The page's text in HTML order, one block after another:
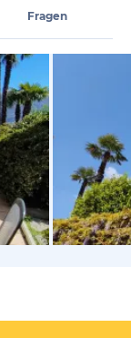
Fragen
vom